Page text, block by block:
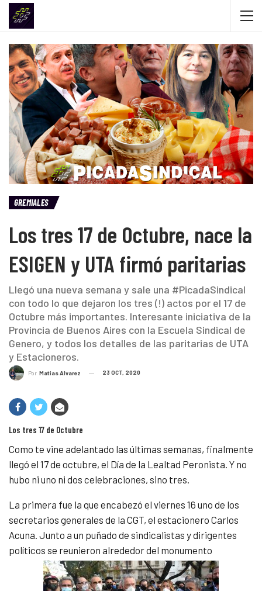
GREMIALES
Los tres 17 de Octubre, nace la
ESIGEN y UTA firmó paritarias
Llegó una nueva semana y sale una #PicadaSindical
con todo lo que dejaron los tres (!) actos por el 17 de
Octubre más importantes. Interesante iniciativa de la
Provincia de Buenos Aires con la Escuela Sindical de
Genero, y todos los detalles de las paritarias de UTA
y Estacioneros.
Por Matias Alvarez 23 OCT, 2020
Los tres 17 de Octubre
Como te vine adelantado las últimas semanas, finalmente
llegó el 17 de octubre, el Día de la Lealtad Peronista. Y no
hubo ni uno ni dos celebraciones, sino tres.
La primera fue la que encabezó el viernes 16 uno de los
secretarios generales de la CGT, el estacionero Carlos
Acuna. Junto a un puñado de sindicalistas y dirigentes
políticos se reunieron alrededor del monumento